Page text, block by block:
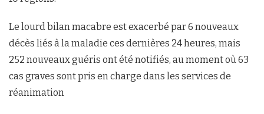
Le lourd bilan macabre est exacerbé par 6 nouveaux
décès liés à la maladie ces dernières 24 heures, mais
252 nouveaux guéris ont été notifiés, au moment où 63
cas graves sont pris en charge dans les services de
réanimation